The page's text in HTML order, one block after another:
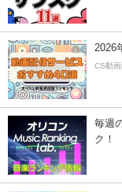
2026
CS動
毎週
ク！